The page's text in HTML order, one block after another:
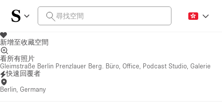
新增至收藏空間
看所有照片
Gleimstraße Berlin Prenzlauer Berg. Büro, Office, Podcast Studio, Galerie
快速回覆者
Berlin, Germany